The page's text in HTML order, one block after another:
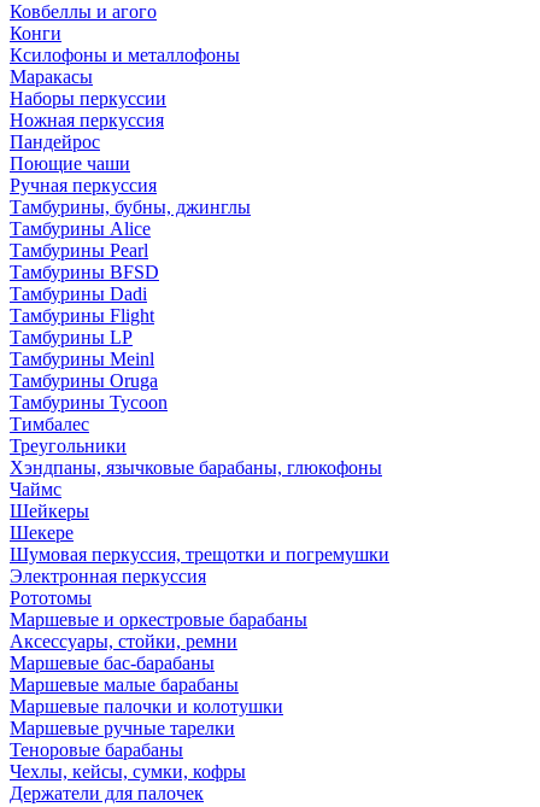
Ковбеллы и агого
Конги
Ксилофоны и металлофоны
Маракасы
Наборы перкуссии
Ножная перкуссия
Пандейрос
Поющие чаши
Ручная перкуссия
Тамбурины, бубны, джинглы
Тамбурины Alice
Тамбурины Pearl
Тамбурины BFSD
Тамбурины Dadi
Тамбурины Flight
Тамбурины LP
Тамбурины Meinl
Тамбурины Oruga
Тамбурины Tycoon
Тимбалес
Треугольники
Хэндпаны, язычковые барабаны, глюкофоны
Чаймс
Шейкеры
Шекере
Шумовая перкуссия, трещотки и погремушки
Электронная перкуссия
Рототомы
Маршевые и оркестровые барабаны
Аксессуары, стойки, ремни
Маршевые бас-барабаны
Маршевые малые барабаны
Маршевые палочки и колотушки
Маршевые ручные тарелки
Теноровые барабаны
Чехлы, кейсы, сумки, кофры
Держатели для палочек